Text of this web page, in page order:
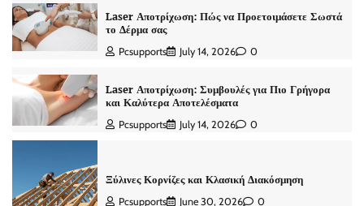
Laser Αποτρίχωση: Πώς να Προετοιμάσετε Σωστά
το Δέρμα σας
Pcsupports July 14, 2026 0
Laser Αποτρίχωση: Συμβουλές για Πιο Γρήγορα
και Καλύτερα Αποτελέσματα
Pcsupports July 14, 2026 0
Ξύλινες Κορνίζες και Κλασική Διακόσμηση
Pcsupports June 30, 2026 0